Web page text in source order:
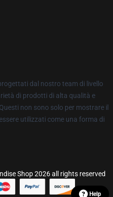
dal nostro team di livello
di prodotti di alta qualità e
non sono solo per mostrare il
utilizzati come una forma di
Shop 2026 all rights reserved
Help